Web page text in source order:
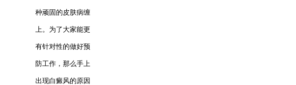
种顽固的皮肤病缠
上。为了大家能更
有针对性的做好预
防工作，那么手上
出现白癜风的原因